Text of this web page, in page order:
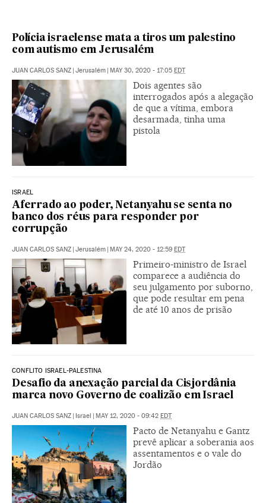
Polícia israelense mata a tiros um palestino
com autismo em Jerusalém
JUAN CARLOS SANZ | Jerusalém | MAY 30, 2020 - 17:05 EDT
Dois agentes são
interrogados após a alegação
de que a vítima, embora
desarmada, tinha uma
pistola
ISRAEL
Aferrado ao poder, Netanyahu se senta no
banco dos réus para responder por
corrupção
JUAN CARLOS SANZ | Jerusalém | MAY 24, 2020 - 12:59 EDT
Primeiro-ministro de Israel
comparece a audiência do
seu julgamento por suborno,
que pode resultar em pena
de até 10 anos de prisão
CONFLITO ISRAEL-PALESTINA
Desafio da anexação parcial da Cisjordânia
marca novo Governo de coalizão em Israel
JUAN CARLOS SANZ Israel MAY 12, 2020 - 09:42 EDT
Pacto de Netanyahu e Gantz
prevê aplicar a soberania aos
assentamentos e o vale do
Jordão